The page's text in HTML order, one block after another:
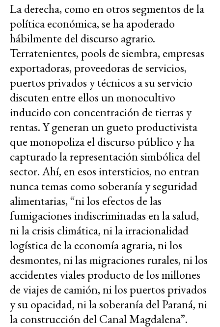
La derecha, como en otros segmentos de la
política económica, se ha apoderado
hábilmente del discurso agrario.
Terratenientes, pools de siembra, empresas
exportadoras, proveedoras de servicios,
puertos privados y técnicos a su servicio
discuten entre ellos un monocultivo
inducido con concentración de tierras y
rentas. Y generan un gueto productivista
que monopoliza el discurso público y ha
capturado la representación simbólica del
sector. Ahí, en esos intersticios, no entran
nunca temas como soberanía y seguridad
alimentarias, “ni los efectos de las
fumigaciones indiscriminadas en la salud,
ni la crisis climática, ni la irracionalidad
logística de la economía agraria, ni los
desmontes, ni las migraciones rurales, ni los
accidentes viales producto de los millones
de viajes de camión, ni los puertos privados
y su opacidad, ni la soberanía del Paraná, ni
la construcción del Canal Magdalena”.